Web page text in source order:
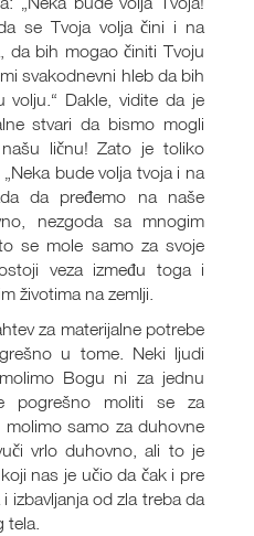
se Tvoja volja čini i na
da bih mogao činiti Tvoju
svakodnevni hleb da bih
volju.“ Dakle, vidite da je
stvari da bismo mogli
ličnu! Zato je toliko
bude volja tvoja i na
da pređemo na naše
nezgoda sa mnogim
se mole samo za svoje
veza između toga i
životima na zemlji.
za materijalne potrebe
u tome. Neki ljudi
Bogu ni za jednu
pogrešno moliti se za
samo za duhovne
vrlo duhovno, ali to je
nas je učio da čak i pre
izbavljanja od zla treba da
tela.